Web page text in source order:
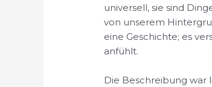
universell, sie sind
von unserem
eine Geschichte; es
anfühlt.
Die Beschreibung